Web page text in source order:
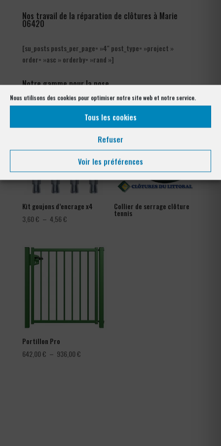
Nous utilisons des cookies pour optimiser notre site web et notre service.
Tous les cookies
Refuser
Voir les préférences
Nos travail de la réparation de clôtures à Marie
06420
[su_posts posts_per_page= »4″ post_type= »project »
order= »asc » orderby= »rand »]
Notre gamme pour la pose
Kit goujons d’encrage x4
3,60€ – 4,56€Plage
3,60 €
Collier de serrage clôture
tennis
Portillon Pro
642,00€ – 936,00€Plage